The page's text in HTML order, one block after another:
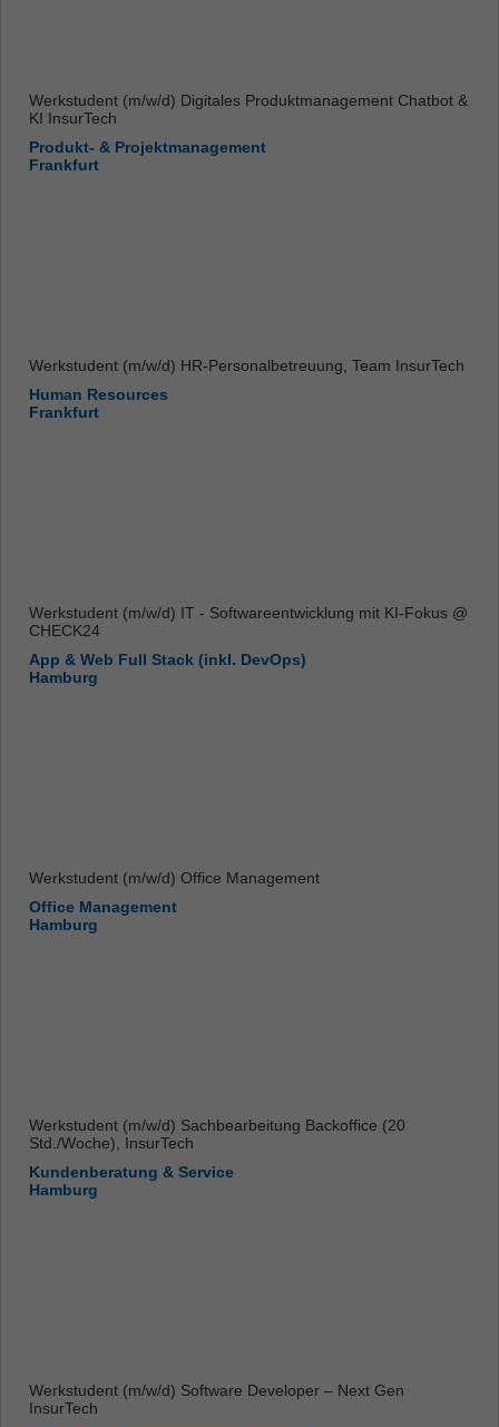
Werkstudent (m/w/d) Digitales Produktmanagement Chatbot &
KI InsurTech
Produkt- & Projektmanagement
Frankfurt
Werkstudent (m/w/d) HR-Personalbetreuung, Team InsurTech
Human Resources
Frankfurt
Werkstudent (m/w/d) IT - Softwareentwicklung mit KI-Fokus @
CHECK24
App & Web Full Stack (inkl. DevOps)
Hamburg
Werkstudent (m/w/d) Office Management
Office Management
Hamburg
Werkstudent (m/w/d) Sachbearbeitung Backoffice (20
Std./Woche), InsurTech
Kundenberatung & Service
Hamburg
Werkstudent (m/w/d) Software Developer – Next Gen
InsurTech